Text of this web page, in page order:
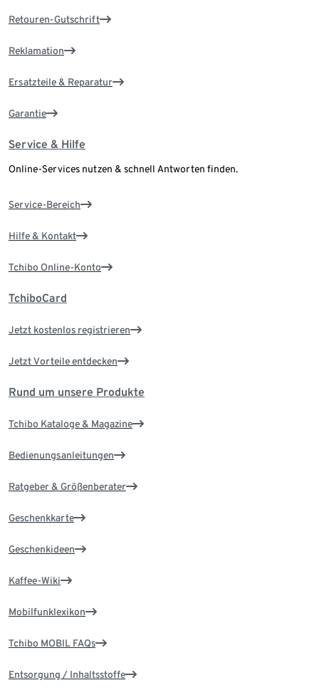
Retouren-Gutschrift
Reklamation
Ersatzteile & Reparatur
Garantie
Service & Hilfe
Online-Services nutzen & schnell Antworten finden.
Service-Bereich
Hilfe & Kontakt
Tchibo Online-Konto
TchiboCard
Jetzt kostenlos registrieren
Jetzt Vorteile entdecken
Rund um unsere Produkte
Tchibo Kataloge & Magazine
Bedienungsanleitungen
Ratgeber & Größenberater
Geschenkkarte
Geschenkideen
Kaffee-Wiki
Mobilfunklexikon
Tchibo MOBIL FAQs
Entsorgung / Inhaltsstoffe